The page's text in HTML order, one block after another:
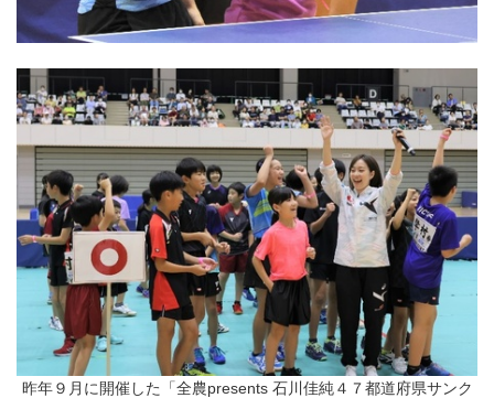
昨年９月に開催した「全農presents 石川佳純４７都道府県サンク